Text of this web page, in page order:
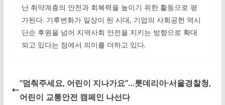
난 취약계층의 안전과 회복력을 높이기 위한 활동으로 평
가된다. 기후변화가 일상이 된 시대, 기업의 사회공헌 역시
단순 후원을 넘어 지역사회 안전을 지키는 방향으로 확대
되고 있다는 점에서 의미를 더하고 있다.
“멈춰주세요, 어린이 지나가요”…롯데리아·서울경찰청,
어린이 교통안전 캠페인 나선다